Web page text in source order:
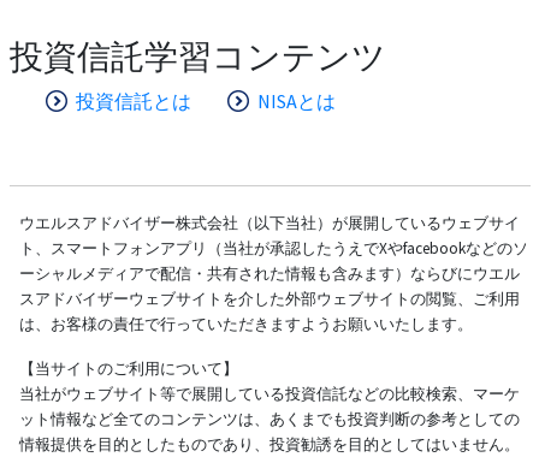
投資信託学習コンテンツ
投資信託とは NISAとは
ウエルスアドバイザー株式会社（以下当社）が展開しているウェブサイ
ト、スマートフォンアプリ（当社が承認したうえでXやfacebookなどのソ
ーシャルメディアで配信・共有された情報も含みます）ならびにウエル
スアドバイザーウェブサイトを介した外部ウェブサイトの閲覧、ご利用
は、お客様の責任で行っていただきますようお願いいたします。
【当サイトのご利用について】
当社がウェブサイト等で展開している投資信託などの比較検索、マーケ
ット情報など全てのコンテンツは、あくまでも投資判断の参考としての
情報提供を目的としたものであり、投資勧誘を目的としてはいません。